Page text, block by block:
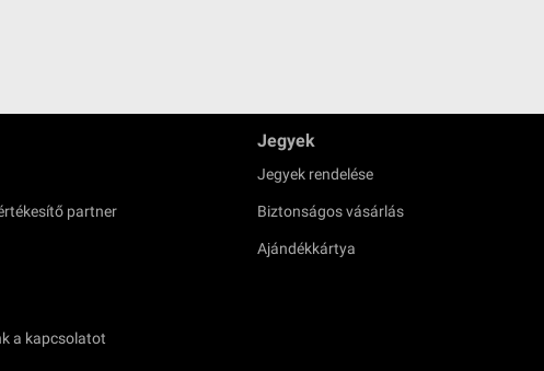
partner
Jegyek
Jegyek rendelése
Biztonságos vásárlás
Ajándékkártya
a kapcsolatot